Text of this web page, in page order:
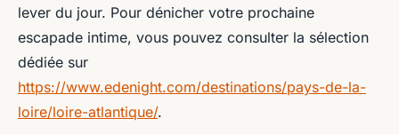
lever du jour. Pour dénicher votre prochaine
escapade intime, vous pouvez consulter la sélection
dédiée sur
https://www.edenight.com/destinations/pays-de-la-
loire/loire-atlantique/.